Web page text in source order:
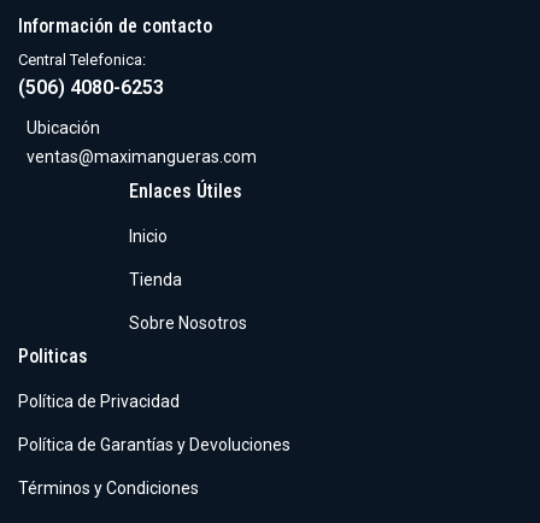
Enlaces Útiles
Inicio
Tienda
Sobre Nosotros
Politicas
Política de Privacidad
Política de Garantías y Devoluciones
Términos y Condiciones
Información de contacto
Central Telefonica:
(506) 4080-6253
Ubicación
ventas@maximangueras.com